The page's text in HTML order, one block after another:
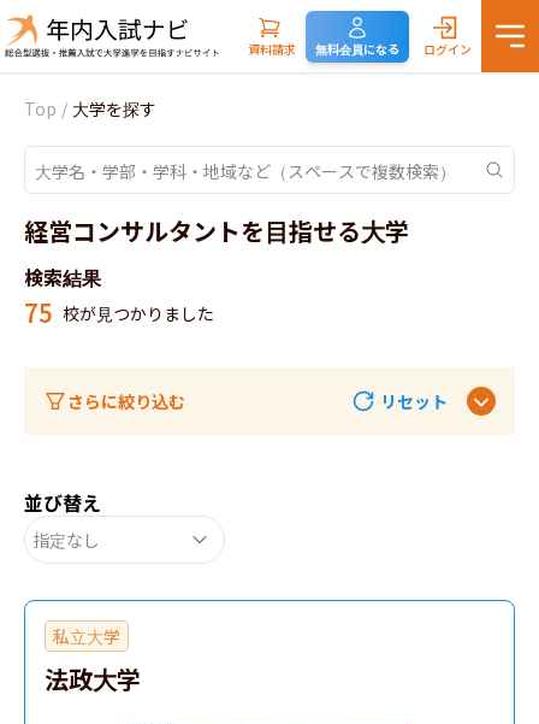
資料請求 無料会員になる ログイン
Top / 大学を探す
経営コンサルタントを目指せる大学
検索結果
75 校が見つかりました
さらに絞り込む リセット
並び替え
指定なし
私立大学
法政大学